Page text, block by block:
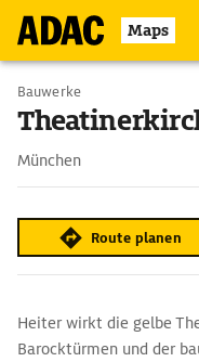
Maps
Bauwerke
München
Route planen
Heiter wirkt die gelbe
Barocktürmen und der